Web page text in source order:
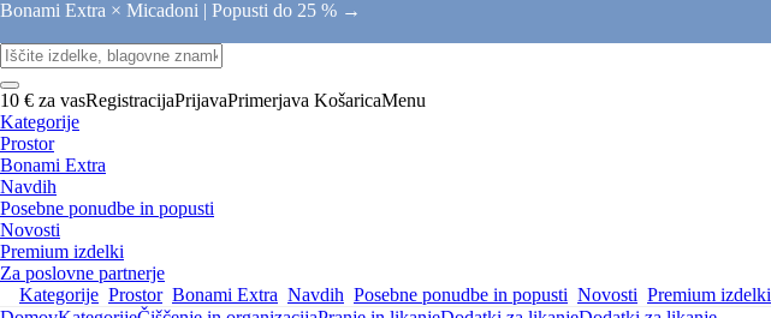
Bonami Extra × Micadoni | Popusti do 25 % →
10 € za vasRegistracijaPrijavaPrimerjava KošaricaMenu
Kategorije
Prostor
Bonami Extra
Navdih
Posebne ponudbe in popusti
Novosti
Premium izdelki
Za poslovne partnerje
Kategorije Prostor Bonami Extra Navdih Posebne ponudbe in popusti Novosti Premium izdelki